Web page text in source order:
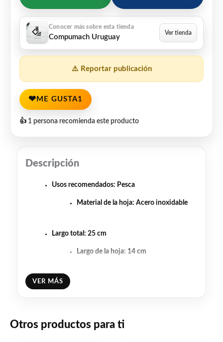
Compumach Uruguay
⚠️ Reportar publicación
❤ ME GUSTA1
👍 1 persona recomienda este producto
Descripción
Usos recomendados: Pesca
Material de la hoja: Acero inoxidable
Largo total : 25 cm
Largo de la hoja: 14 cm
Con funda, incluye piedra de afilar
VER MÁS
Otros productos para ti